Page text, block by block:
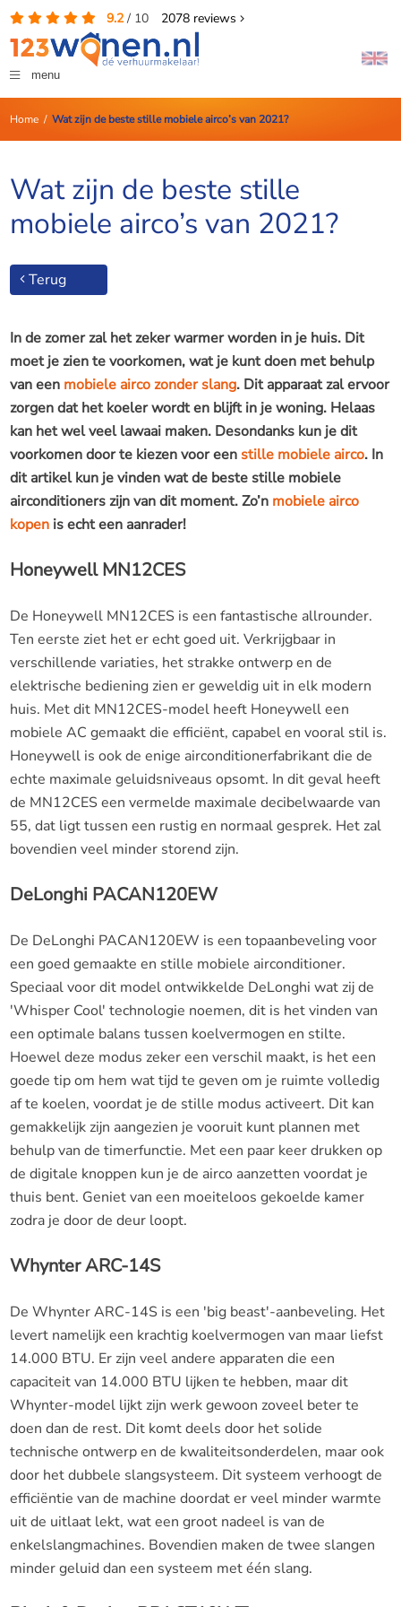
9.2/ 10 2078reviews
menu
Home/ Wat zijn de beste stille mobiele airco’s van 2021?
Wat zijn de beste stille
mobiele airco’s van 2021?
Terug
In de zomer zal het zeker warmer worden in je huis. Dit
moet je zien te voorkomen, wat je kunt doen met behulp
van een mobiele airco zonder slang. Dit apparaat zal ervoor
zorgen dat het koeler wordt en blijft in je woning. Helaas
kan het wel veel lawaai maken. Desondanks kun je dit
voorkomen door te kiezen voor eenstille mobiele airco. In
dit artikel kun je vinden wat de beste stille mobiele
airconditioners zijn van dit moment. Zo’n mobiele airco
kopenis echt een aanrader!
Honeywell MN12CES
De Honeywell MN12CES is een fantastische allrounder.
Ten eerste ziet het er echt goed uit. Verkrijgbaar in
verschillende variaties, het strakke ontwerp en de
elektrische bediening zien er geweldig uit in elk modern
huis. Met dit MN12CES-model heeft Honeywell een
mobiele AC gemaakt die efficiënt, capabel en vooral stil is.
Honeywell is ook de enige airconditionerfabrikant die de
echte maximale geluidsniveaus opsomt. In dit geval heeft
de MN12CES een vermelde maximale decibelwaarde van
55, dat ligt tussen een rustig en normaal gesprek. Het zal
bovendien veel minder storend zijn.
DeLonghi PACAN120EW
De DeLonghi PACAN120EW is een topaanbeveling voor
een goed gemaakte en stille mobiele airconditioner.
Speciaal voor dit model ontwikkelde DeLonghi wat zij de
'Whisper Cool' technologie noemen, dit is het vinden van
een optimale balans tussen koelvermogen en stilte.
Hoewel deze modus zeker een verschil maakt, is het een
goede tip om hem wat tijd te geven om je ruimte volledig
af te koelen, voordat je de stille modus activeert. Dit kan
gemakkelijk zijn aangezien je vooruit kunt plannen met
behulp van de timerfunctie. Met een paar keer drukken op
de digitale knoppen kun je de airco aanzetten voordat je
thuis bent. Geniet van een moeiteloos gekoelde kamer
zodra je door de deur loopt.
Whynter ARC-14S
De Whynter ARC-14S is een 'big beast'-aanbeveling. Het
levert namelijk een krachtig koelvermogen van maar liefst
14.000 BTU. Er zijn veel andere apparaten die een
capaciteit van 14.000 BTU lijken te hebben, maar dit
Whynter-model lijkt zijn werk gewoon zoveel beter te
doen dan de rest. Dit komt deels door het solide
technische ontwerp en de kwaliteitsonderdelen, maar ook
door het dubbele slangsysteem. Dit systeem verhoogt de
efficiëntie van de machine doordat er veel minder warmte
uit de uitlaat lekt, wat een groot nadeel is van de
enkelslangmachines. Bovendien maken de twee slangen
minder geluid dan een systeem met één slang.